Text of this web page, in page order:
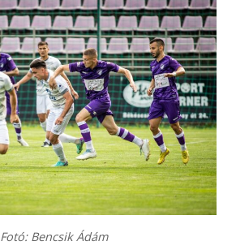
Fotó: Bencsik Ádám